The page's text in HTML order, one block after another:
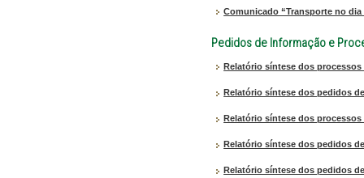
Comunicado “Transporte no dia
Pedidos de Informação e
Relatório síntese dos
Relatório síntese dos pedidos
Relatório síntese dos
Relatório síntese dos pedidos
Relatório síntese dos pedidos